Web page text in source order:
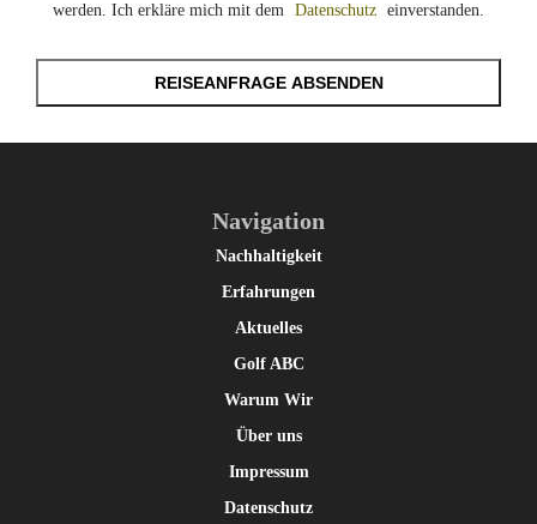
werden. Ich erkläre mich mit dem Datenschutz einverstanden.
REISEANFRAGE ABSENDEN
Navigation
Nachhaltigkeit
Erfahrungen
Aktuelles
Golf ABC
Warum Wir
Über uns
Impressum
Datenschutz